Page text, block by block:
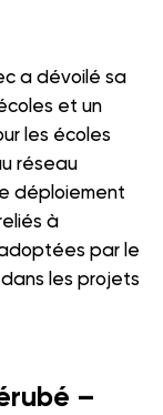
a dévoilé sa
et un
les écoles
réseau
déploiement
à
par le
les projets
–